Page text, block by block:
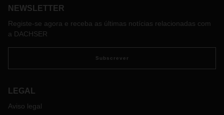
agosto face à procura existente.
NEWSLETTER
Registe-se agora e receba as últimas notícias relacionadas com
a DACHSER
Subscrever
LEGAL
Aviso legal